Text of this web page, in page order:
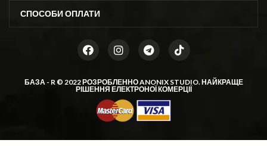
СПОСОБИ ОПЛАТИ
БАЗА - R © 2022 РОЗРОБЛЕННОANONIX STUDIO. НАЙКРАЩЕ
РІШЕННЯ ЕЛЕКТРОНОЇ КОМЕРЦІЇ